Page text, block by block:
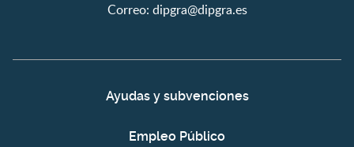
Correo: dipgra@dipgra.es
Ayudas y subvenciones
Empleo Público